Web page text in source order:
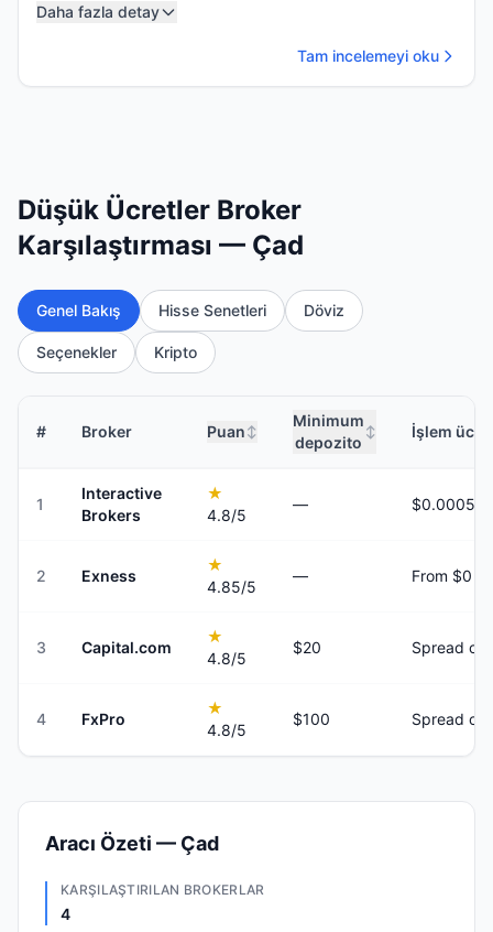
Daha fazla detay
Tam incelemeyi oku
Düşük Ücretler Broker
Karşılaştırması — Çad
Genel Bakış Hisse Senetleri Döviz
Seçenekler Kripto
# Broker Puan ↕
Minimum
depozito
↕ İşlem
1
Interactive
Brokers
★
4.8/5
—
2 Exness
★
4.85/5
— From $0
3 Capital.com
★
4.8/5
$20 Spread
4 FxPro
★
4.8/5
$100 Spread
Aracı Özeti — Çad
KARŞILAŞTIRILAN BROKERLAR
4